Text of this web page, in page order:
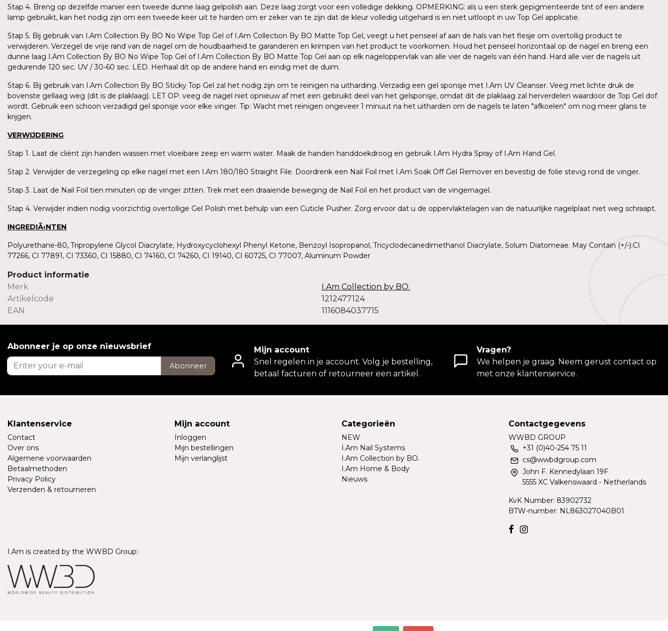
Stap 4. Breng op dezelfde manier een tweede dunne laag gelpolish aan. Deze laag zorgt voor een volledige dekking. OPMERKING: als u een sterk gepigmenteerde tint of een andere
lamp gebruikt, kan het nodig zijn om een tweede keer uit te harden om er zeker van te zijn dat de kleur volledig uitgehard is en niet uitloopt in uw Top Gel applicatie.
Stap 5. Bij gebruik van I.Am Collection By BO No Wipe Top Gel of I.Am Collection By BO Matte Top Gel, veegt u het penseel af aan de hals van het flesje om overtollig product te
verwijderen. Verzegel de vrije rand van de nagel om de houdbaarheid te garanderen en krimpen van het product te voorkomen. Houd het penseel horizontaal op de nagel en breng een
dunne laag I.Am Collection By BO No Wipe Top Gel of I.Am Collection By BO Matte Top Gel aan op elk nageloppervlak van alle vier de nagels van één hand. Hard alle vier de nagels uit
gedurende 120 sec. UV / 30-60 sec. LED. Herhaal dit op de andere hand en eindig met de duim.
Stap 6. Bij gebruik van I.Am Collection By BO Sticky Top Gel zal het nodig zijn om te reinigen na uitharding. Verzadig een gel sponsje met I.Am UV Cleanser. Veeg met lichte druk de
bovenste gellaag weg (dit is de plaklaag). LET OP: veeg de nagel niet opnieuw af met een gebruikt deel van het gelsponsje, omdat dit de plaklaag zal herverdelen waardoor de Top Gel dof
wordt. Gebruik een schoon verzadigd gel sponsje voor elke vinger. Tip: Wacht met reinigen ongeveer 1 minuut na het uitharden om de nagels te laten "afkoelen" om nog meer glans te
krijgen.
VERWIJDERING
Stap 1. Laat de cliënt zijn handen wassen met vloeibare zeep en warm water. Maak de handen handdoekdroog en gebruik I.Am Hydra Spray of I.Am Hand Gel.
Stap 2. Verwijder de verzegeling op elke nagel met een I.Am 180/180 Straight File. Doordrenk een Nail Foil met I.Am Soak Off Gel Remover en bevestig de folie stevig rond de vinger.
Stap 3. Laat de Nail Foil tien minuten op de vinger zitten. Trek met een draaiende beweging de Nail Foil en het product van de vingernagel.
Stap 4. Verwijder indien nodig voorzichtig overtollige Gel Polish met behulp van een Cuticle Pusher. Zorg ervoor dat u de oppervlaktelagen van de natuurlijke nagelplaat niet weg schraapt.
INGREDIÃ‹NTEN
Polyurethane-80, Tripropylene Glycol Diacrylate, Hydroxycyclohexyl Phenyl Ketone, Benzoyl Isopropanol, Tricyclodecanedimethanol Diacrylate, Solum Diatomeae. May Contain (+/-):CI
77266, CI 77891, CI 73360, CI 15880, CI 74160, CI 74260, CI 19140, CI 60725, CI 77007, Aluminum Powder
Product informatie
Merk
I.Am Collection by BO.
Artikelcode
1212477124
EAN
1116084037715
Abonneer je op onze nieuwsbrief
Abonneer
Mijn account
Snel regelen in je account. Volg je bestelling,
betaal facturen of retourneer een artikel.
Vragen?
We helpen je graag. Neem gerust contact op
met onze klantenservice.
Klantenservice
Contact
Over ons
Algemene voorwaarden
Betaalmethoden
Privacy Policy
Verzenden & retourneren
Mijn account
Inloggen
Mijn bestellingen
Mijn verlanglijst
Categorieën
NEW
I.Am Nail Systems
I.Am Collection by BO.
I.Am Home & Body
Nieuws
Contactgegevens
WWBD GROUP
+31 (0)40-254 75 11
cs@wwbdgroup.com
John F. Kennedylaan 19F
5555 XC Valkenswaard - Netherlands
KvK Number: 83902732
BTW-number: NL863027040B01
I.Am is created by the WWBD Group: